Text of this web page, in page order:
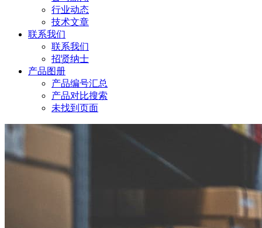
行业动态
技术文章
联系我们
联系我们
招贤纳士
产品图册
产品编号汇总
产品对比搜索
未找到页面